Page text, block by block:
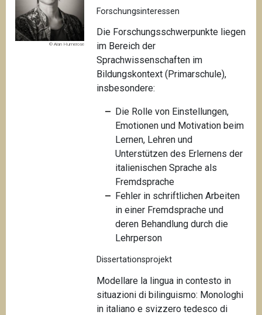
t
i
o
© Alan Humerose
Forschungsinteressen
Die Forschungsschwerpunkte liegen
im Bereich der
Sprachwissenschaften im
Bildungskontext (Primarschule),
insbesondere:
Die Rolle von Einstellungen,
Emotionen und Motivation beim
Lernen, Lehren und
Unterstützen des Erlernens der
italienischen Sprache als
Fremdsprache
Fehler in schriftlichen Arbeiten
in einer Fremdsprache und
deren Behandlung durch die
Lehrperson
Dissertationsprojekt
Modellare la lingua in contesto in
situazioni di bilinguismo: Monologhi
in italiano e svizzero tedesco di